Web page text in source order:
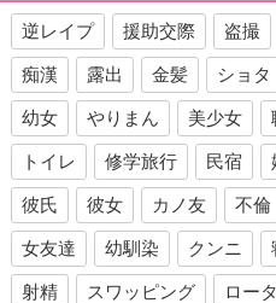
逆レイプ 援助交際 盗撮
痴漢 露出 金髪 ショタ
幼女 やりまん 美少女
トイレ 修学旅行 民宿
彼氏 彼女 カノ友 不倫
女友達 幼馴染 クンニ
射精 スワッピング ロー